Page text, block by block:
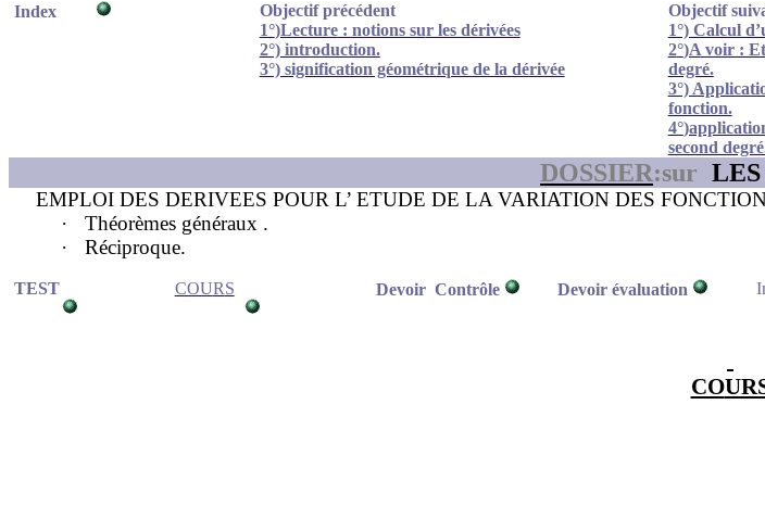
Index
Objectif précédent
1°)Lecture: notions sur les dérivées
2°) introduction.
3°) signification géométrique de la dérivée
Objectif
1°) Calcul
2°)Avoir :
degré.
3°)
fonction.
4°
second
DOSSIER:sur
EMPLOI DES DERIVEES POUR L’ ETUDE DE LA VARIATION DES
·
Théorèmes généraux .
·
Réciproque.
TEST COURS Devoir Contrôle Devoir évaluation
CO